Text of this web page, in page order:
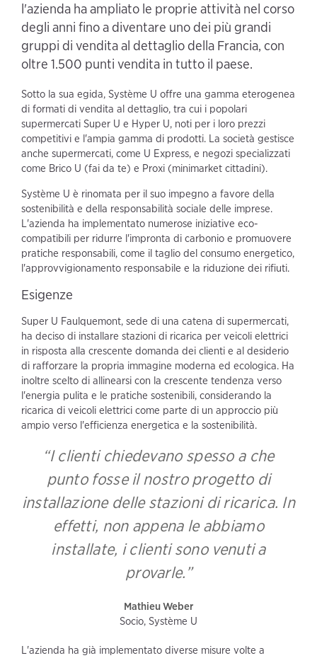
l'azienda ha ampliato le proprie attività nel corso
degli anni fino a diventare uno dei più grandi
gruppi di vendita al dettaglio della Francia, con
oltre 1.500 punti vendita in tutto il paese.
Sotto la sua egida, Système U offre una gamma eterogenea
di formati di vendita al dettaglio, tra cui i popolari
supermercati Super U e Hyper U, noti per i loro prezzi
competitivi e l'ampia gamma di prodotti. La società gestisce
anche supermercati, come U Express, e negozi specializzati
come Brico U (fai da te) e Proxi (minimarket cittadini).
Système U è rinomata per il suo impegno a favore della
sostenibilità e della responsabilità sociale delle imprese.
L'azienda ha implementato numerose iniziative eco-
compatibili per ridurre l'impronta di carbonio e promuovere
pratiche responsabili, come il taglio del consumo energetico,
l'approvvigionamento responsabile e la riduzione dei rifiuti.
Esigenze
Super U Faulquemont, sede di una catena di supermercati,
ha deciso di installare stazioni di ricarica per veicoli elettrici
in risposta alla crescente domanda dei clienti e al desiderio
di rafforzare la propria immagine moderna ed ecologica. Ha
inoltre scelto di allinearsi con la crescente tendenza verso
l'energia pulita e le pratiche sostenibili, considerando la
ricarica di veicoli elettrici come parte di un approccio più
ampio verso l'efficienza energetica e la sostenibilità.
“I clienti chiedevano spesso a che
punto fosse il nostro progetto di
installazione delle stazioni di ricarica. In
effetti, non appena le abbiamo
installate, i clienti sono venuti a
provarle.”
Mathieu Weber
Socio, Système U
L'azienda ha già implementato diverse misure volte a